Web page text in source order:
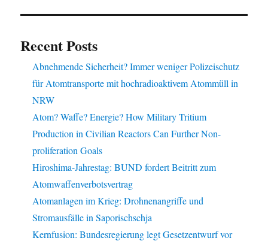
Recent Posts
Abnehmende Sicherheit? Immer weniger Polizeischutz
für Atomtransporte mit hochradioaktivem Atommüll in
NRW
Atom? Waffe? Energie? How Military Tritium
Production in Civilian Reactors Can Further Non-
proliferation Goals
Hiroshima-Jahrestag: BUND fordert Beitritt zum
Atomwaffenverbotsvertrag
Atomanlagen im Krieg: Drohnenangriffe und
Stromausfälle in Saporischschja
Kernfusion: Bundesregierung legt Gesetzentwurf vor